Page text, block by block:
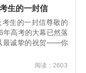
生的一封信
生的一封信尊敬的
高考的大幕已然落
最诚挚的祝贺——你
阅读：2603